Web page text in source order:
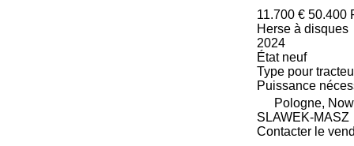
11.700 € 50.400
Herse à disques
2024
Étatneuf
Type pour
Puissance
Pologne,
SLAWEK-MASZ
Contacter le